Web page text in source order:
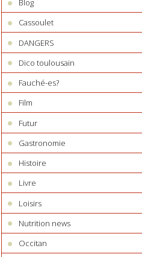
Blog
Cassoulet
DANGERS
Dico toulousain
Fauché-es?
Film
Futur
Gastronomie
Histoire
Livre
Loisirs
Nutrition news
Occitan